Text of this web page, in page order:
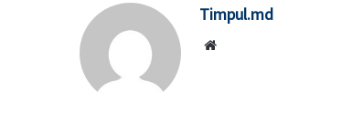
Timpul.md